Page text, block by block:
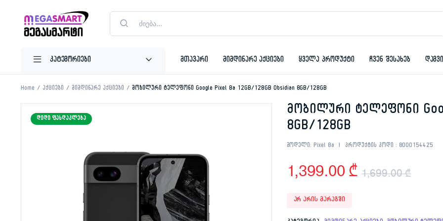
Products
search
მთავარი მიმდინარე აქციები ყველა პროდუქტი ჩვენ შესახებ
Home აქციები მიმდინარე აქციები მობილური ტელეფონი Google Pixel 8a 12GB/128GB Obsidian 8GB/128GB
ᲓᲘᲓᲘ ᲤᲐᲡᲓᲐᲙᲚᲔᲑᲐ
მობილური ტელეფონი
8GB/128GB
მოდელი: Pixel 8a პროდუქტის კოდი : 8000154425
1,699.00₾
1,399.00 ₾
არ არის მარაგში